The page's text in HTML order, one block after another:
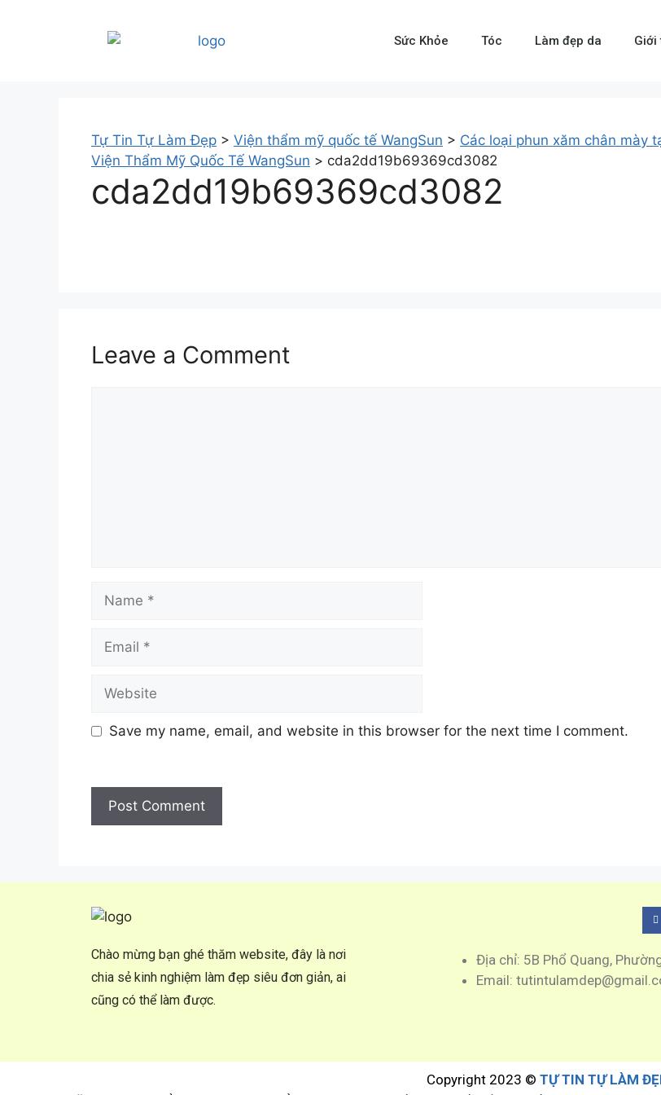
Sức Khỏe Tóc Làm đẹp da Giới
Tự Tin Tự Làm Đẹp > Viện thẩm mỹ quốc tế WangSun > Các loại phun xăm chân mày
Viện Thẩm Mỹ Quốc Tế WangSun > cda2dd19b69369cd3082
cda2dd19b69369cd3082
Leave a Comment
Save my name, email, and website in this browser for the next time I comment.
Chào mừng bạn ghé thăm website, đây là nơi
chia sẻ kinh nghiệm làm đẹp siêu đơn giản, ai
cũng có thể làm được.
Địa chỉ: 5B Phổ Quang,
Email:
Copyright 2023 © TỰ TIN TỰ LÀM